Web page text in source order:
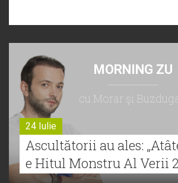
MORNING ZU
cu Morar şi
24 Iulie
Ascultătorii au ales:
e Hitul Monstru Al Verii